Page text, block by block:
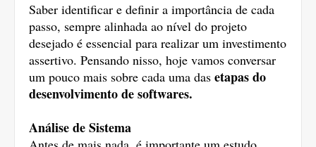
Saber identificar e definir a importância de cada
passo, sempre alinhada ao nível do projeto
desejado é essencial para realizar um investimento
assertivo. Pensando nisso, hoje vamos conversar
um pouco mais sobre cada uma das etapas do
desenvolvimento de softwares.
Análise de Sistema